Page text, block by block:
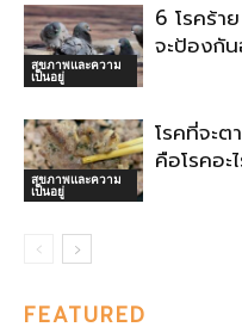
สุขภาพและความ
เป็นอยู่
6 โรคร้า
จะป้องกัน
สุขภาพและความ
เป็นอยู่
โรคที่จะ
คือโรคอะ
FEATURED